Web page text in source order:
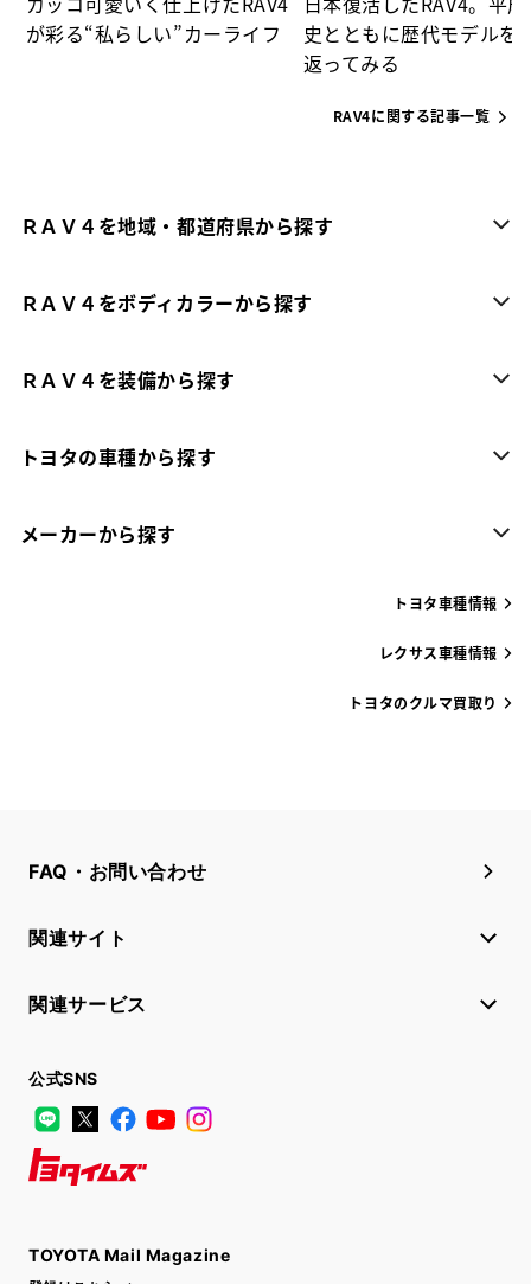
が彩る“私らしい”カーライフ
史とともに歴代モデルを
返ってみる
RAV4に関する記事一覧
ＲＡＶ４を地域・都道府県から探す
ＲＡＶ４をボディカラーから探す
ＲＡＶ４を装備から探す
トヨタの車種から探す
メーカーから探す
トヨタ車種情報
レクサス車種情報
トヨタのクルマ買取り
FAQ・お問い合わせ
関連サイト
関連サービス
公式SNS
LINE
X FacebookYouTube
TOYOTA Mail Magazine